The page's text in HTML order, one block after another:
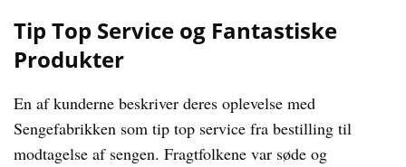
Tip Top Service og Fantastiske
Produkter
En af kunderne beskriver deres oplevelse med
Sengefabrikken som tip top service fra bestilling til
modtagelse af sengen. Fragtfolkene var søde og